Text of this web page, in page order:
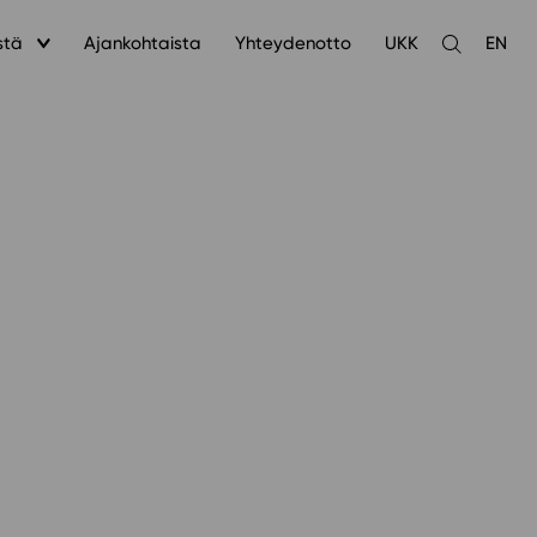
Ajankohtaista Yhteydenotto UKK
Avaa
EN